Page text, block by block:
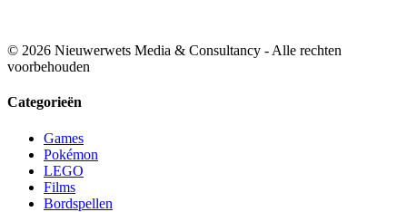
© 2026 Nieuwerwets Media & Consultancy - Alle rechten
voorbehouden
Categorieën
Games
Pokémon
LEGO
Films
Bordspellen